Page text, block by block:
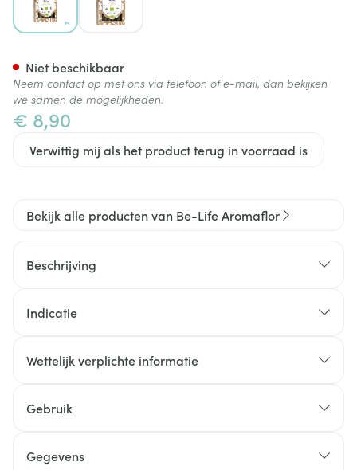
€ 8,90
Verwittig mij als het product terug in voorraad is
Niet beschikbaar
Neem contact op met ons via telefoon of e-mail, dan bekijken
we samen de mogelijkheden.
Bekijk alle producten van Be-Life Aromaflor
Beschrijving
Indicatie
Wettelijk verplichte informatie
Gebruik
Gegevens